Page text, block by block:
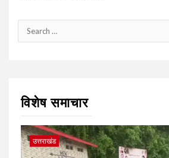
Search
for:
विशेष समाचार
उत्तराखंड